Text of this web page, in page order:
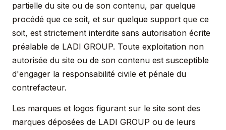
partielle du site ou de son contenu, par quelque
procédé que ce soit, et sur quelque support que ce
soit, est strictement interdite sans autorisation écrite
préalable de LADI GROUP. Toute exploitation non
autorisée du site ou de son contenu est susceptible
d'engager la responsabilité civile et pénale du
contrefacteur.
Les marques et logos figurant sur le site sont des
marques déposées de LADI GROUP ou de leurs